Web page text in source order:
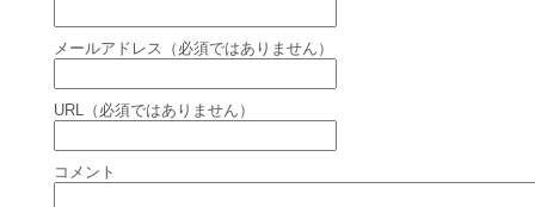
メールアドレス（必須ではありません）
URL（必須ではありません）
コメント